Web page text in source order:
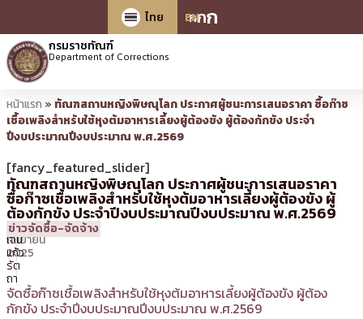
กกก
ไทย
EN
กรมราชทัณฑ์
Department of Corrections
หน้าแรก » ทัณฑสถานหญิงพิษณุโลก ประกาศผู้ชนะการเสนอราคา ซื้อก๊าซ
เชื้อเพลิงสำหรับใช้หุงต้มอาหารเลี้ยงผู้ต้องขัง ผู้ต้องกักขัง ประจำ
ปีงบประมาณปีงบประมาณ พ.ศ.2569
[fancy_featured_slider]
ทัณฑสถานหญิงพิษณุโลก ประกาศผู้ชนะการเสนอราคา
ซื้อก๊าซเชื้อเพลิงสำหรับใช้หุงต้มอาหารเลี้ยงผู้ต้องขัง ผู้
ต้องกักขัง ประจำปีงบประมาณปีงบประมาณ พ.ศ.2569
18
กันยายน
2025
14:45 น.
โดย
นาย
เจ็น
แก้ว
รัต
ถา
ข่าวจัดซื้อ-จัดจ้าง
จัดซื้อก๊าซเชื้อเพลิงสำหรับใช้หุงต้มอาหารเลี้ยงผู้ต้องขัง ผู้ต้อง
กักขัง ประจำปีงบประมาณปีงบประมาณ พ.ศ.2569